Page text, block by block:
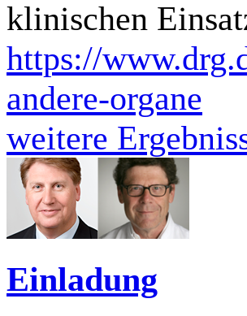
klinischen
https://
andere-organe
weitere
Einladung